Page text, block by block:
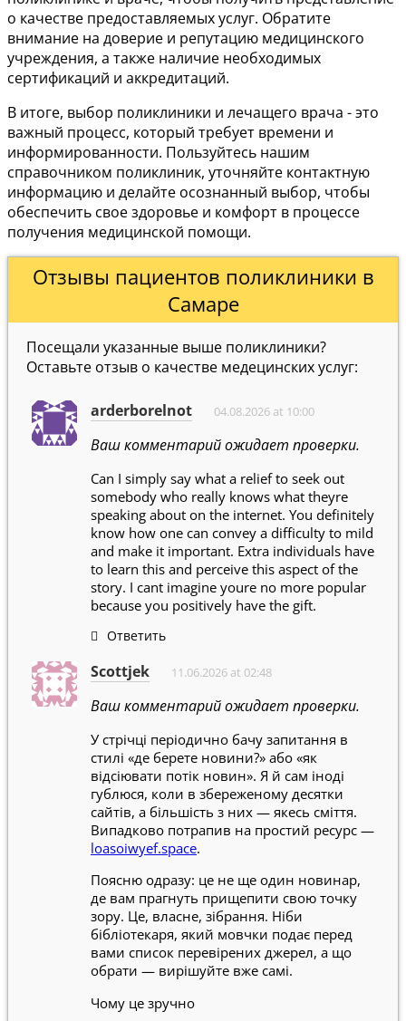
о качестве предоставляемых услуг. Обратите
внимание на доверие и репутацию медицинского
учреждения, а также наличие необходимых
сертификаций и аккредитаций.
В итоге, выбор поликлиники и лечащего врача - это
важный процесс, который требует времени и
информированности. Пользуйтесь нашим
справочником поликлиник, уточняйте контактную
информацию и делайте осознанный выбор, чтобы
обеспечить свое здоровье и комфорт в процессе
получения медицинской помощи.
Отзывы пациентов поликлиники в
Самаре
Посещали указанные выше поликлиники?
Оставьте отзыв о качестве медецинских услуг:
arderborelnot 04.08.2026 at 10:00
Ваш комментарий ожидает проверки.
Can I simply say what a relief to seek out
somebody who really knows what theyre
speaking about on the internet. You definitely
know how one can convey a difficulty to mild
and make it important. Extra individuals have
to learn this and perceive this aspect of the
story. I cant imagine youre no more popular
because you positively have the gift.
Ответить
Scottjek 11.06.2026 at 02:48
Ваш комментарий ожидает проверки.
У стрічці періодично бачу запитання в
стилі «де берете новини?» або «як
відсіювати потік новин». Я й сам іноді
гублюся, коли в збереженому десятки
сайтів, а більшість з них — якесь сміття.
Випадково потрапив на простий ресурс —
loasoiwyef.space.
Поясню одразу: це не ще один новинар,
де вам прагнуть прищепити свою точку
зору. Це, власне, зібрання. Ніби
бібліотекаря, який мовчки подає перед
вами список перевірених джерел, а що
обрати — вирішуйте вже самі.
Чому це зручно